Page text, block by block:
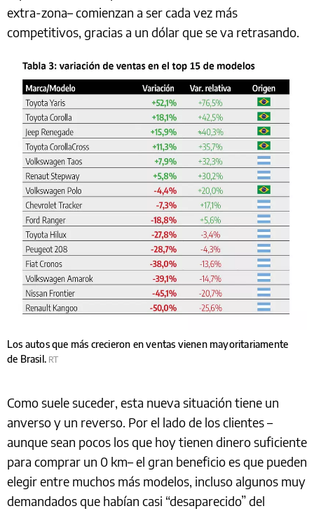
extra-zona– comienzan a ser cada vez más
competitivos, gracias a un dólar que se va retrasando.
Los autos que más crecieron en ventas vienen mayoritariamente
de Brasil. RT
Como suele suceder, esta nueva situación tiene un
anverso y un reverso. Por el lado de los clientes –
aunque sean pocos los que hoy tienen dinero suficiente
para comprar un 0 km– el gran beneficio es que pueden
elegir entre muchos más modelos, incluso algunos muy
demandados que habían casi “desaparecido” del